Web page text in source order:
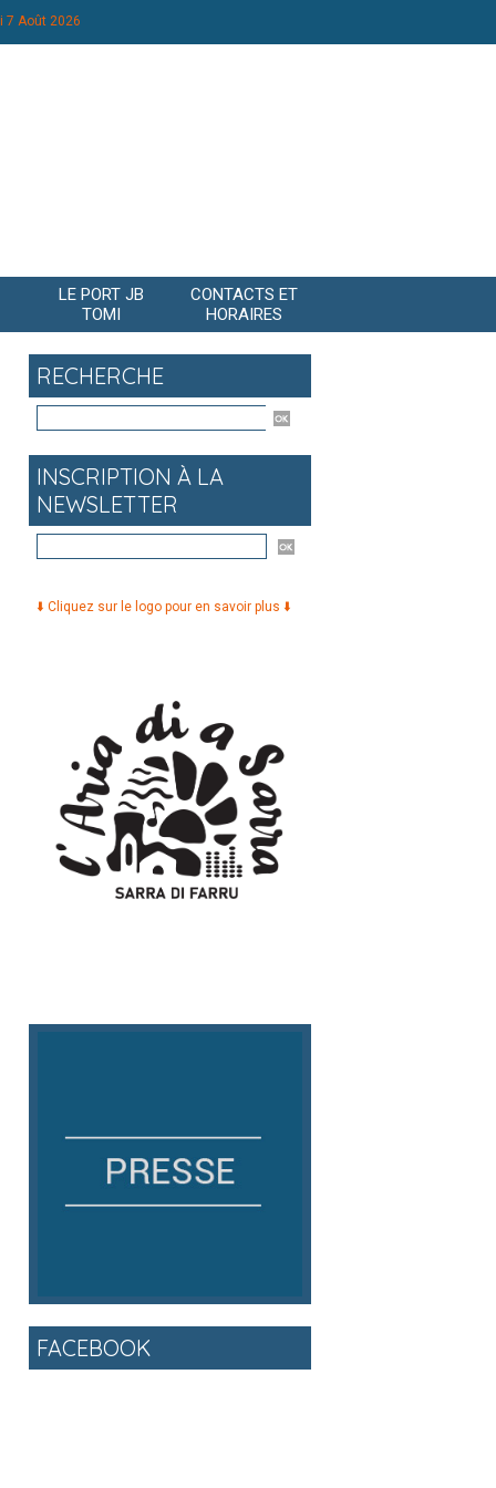
7 Août 2026
LE PORT JB
TOMI
CONTACTS ET
HORAIRES
RECHERCHE
INSCRIPTION À LA
NEWSLETTER
⬇️ Cliquez sur le logo pour en savoir plus ⬇️
FACEBOOK